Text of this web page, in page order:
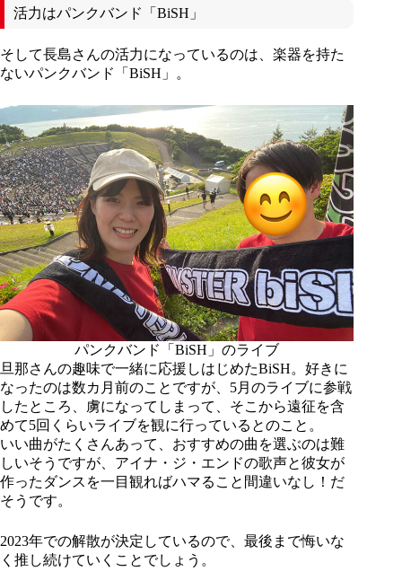
活力はパンクバンド「BiSH」
そして長島さんの活力になっているのは、楽器を持た
ないパンクバンド「BiSH」。
パンクバンド「BiSH」のライブ
旦那さんの趣味で一緒に応援しはじめたBiSH。好きに
なったのは数カ月前のことですが、5月のライブに参戦
したところ、虜になってしまって、そこから遠征を含
めて5回くらいライブを観に行っているとのこと。
いい曲がたくさんあって、おすすめの曲を選ぶのは難
しいそうですが、アイナ・ジ・エンドの歌声と彼女が
作ったダンスを一目観ればハマること間違いなし！だ
そうです。
2023年での解散が決定しているので、最後まで悔いな
く推し続けていくことでしょう。